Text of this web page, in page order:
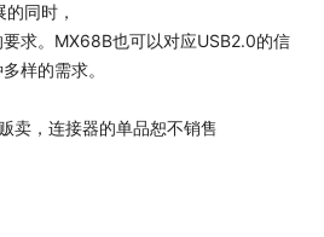
同时，
求。MX68B也可以对应USB2.0的信
样的需求。
卖，连接器的单品恕不销售